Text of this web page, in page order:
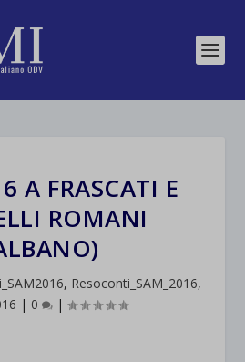
A FRASCATI E
ROMANI
, Resoconti_SAM_2016,
| 0 |